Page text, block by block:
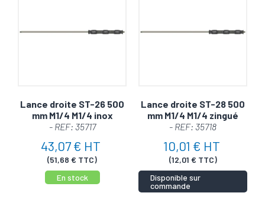
Lance droite ST-26 500
mm M1/4 M1/4 inox
- REF: 35717
43,07 € HT
(51,68 € TTC)
En stock
Lance droite ST-28 500
mm M1/4 M1/4 zingué
- REF: 35718
10,01 € HT
(12,01 € TTC)
Disponible sur
commande